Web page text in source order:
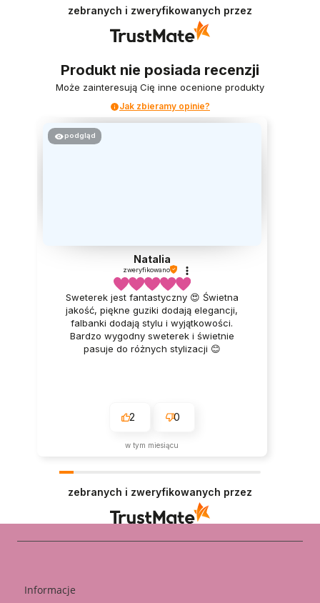
zebranych i zweryfikowanych przez
Produkt nie posiada recenzji
Może zainteresują Cię inne ocenione produkty
Jak zbieramy opinie?
podgląd
Natalia
zweryfikowano
Sweterek jest fantastyczny 😍 Świetna
jakość, piękne guziki dodają elegancji,
falbanki dodają stylu i wyjątkowości.
Bardzo wygodny sweterek i świetnie
pasuje do różnych stylizacji 😊
2 0
w tym miesiącu
zebranych i zweryfikowanych przez
Informacje